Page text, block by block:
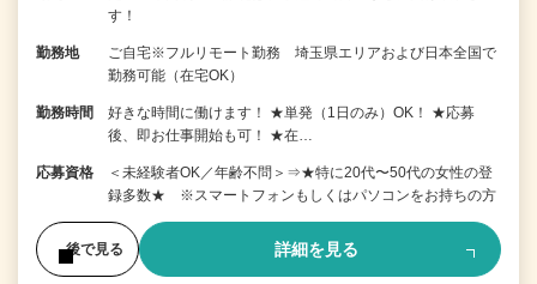
す！
勤務地
ご自宅※フルリモート勤務 埼玉県エリアおよび日本全国で
勤務可能（在宅OK）
勤務時間
好きな時間に働けます！ ★単発（1日のみ）OK！ ★応募
後、即お仕事開始も可！ ★在…
応募資格
＜未経験者OK／年齢不問＞⇒★特に20代〜50代の女性の登
録多数★ ※スマートフォンもしくはパソコンをお持ちの方
後で見る 詳細を見る